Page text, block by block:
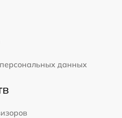
данных